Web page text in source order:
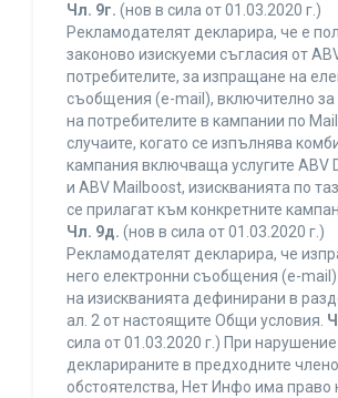
Чл. 9г. (нов в сила от 01.03.2020 г.)
Рекламодателят декларира, че е
законово изискуеми съгласия от
потребителите, за изпращане на
съобщения (e-mail), включително
на потребителите в кампании по
случаите, когато се изпълнява
кампания включваща услугите ABV
и ABV Mailboost, изискванията по
се прилагат към конкретните
Чл. 9д. (нов в сила от 01.03.2020 г.)
Рекламодателят декларира, че
него електронни съобщения (e-mail)
на изискванията дефинирани в
ал. 2 от настоящите Общи условия.
сила от 01.03.2020 г.) При
декларираните в предходните
обстоятелства, Нет Инфо има право